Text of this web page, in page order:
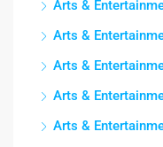
Arts &
Arts &
Arts &
Arts &
Arts &